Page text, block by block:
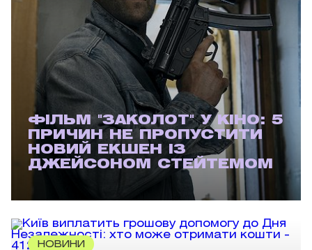
ФІЛЬМ "ЗАКОЛОТ" У КІНО: 5
ПРИЧИН НЕ ПРОПУСТИТИ
НОВИЙ ЕКШЕН ІЗ
ДЖЕЙСОНОМ СТЕЙТЕМОМ
НОВИНИ